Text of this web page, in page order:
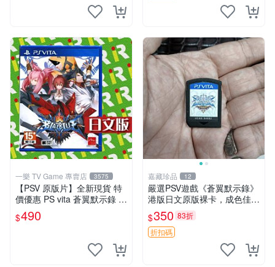
一樂 TV Game 專賣店 3575
【PSV 原版片】全新現貨 特
價優惠 PS vita 蒼翼默示錄 時
間幻象 BBCP 亞日版 日文版
【台中一樂電玩】
$490
嘉藏珍品 12
嚴選PSV遊戲《蒼翼默示錄》
港版日文原版裸卡，成色佳
蒼翼 默示錄 PSV 港版
$350 83折
折扣碼